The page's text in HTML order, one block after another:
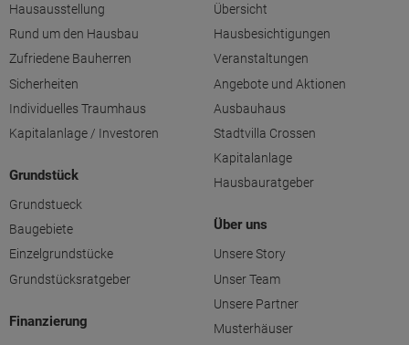
Hausausstellung
Rund um den Hausbau
Zufriedene Bauherren
Sicherheiten
Individuelles Traumhaus
Kapitalanlage / Investoren
Grundstück
Grundstueck
Baugebiete
Einzelgrundstücke
Grundstücksratgeber
Finanzierung
Übersicht
Hausbesichtigungen
Veranstaltungen
Angebote und Aktionen
Ausbauhaus
Stadtvilla Crossen
Kapitalanlage
Hausbauratgeber
Über uns
Unsere Story
Unser Team
Unsere Partner
Musterhäuser